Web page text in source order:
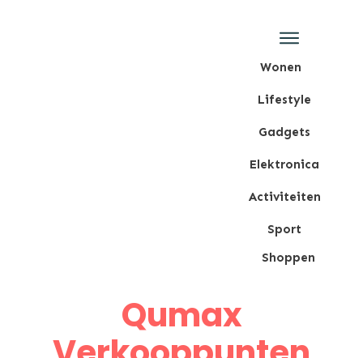
Wonen
Lifestyle
Gadgets
Elektronica
Activiteiten
Sport
Shoppen
Qumax